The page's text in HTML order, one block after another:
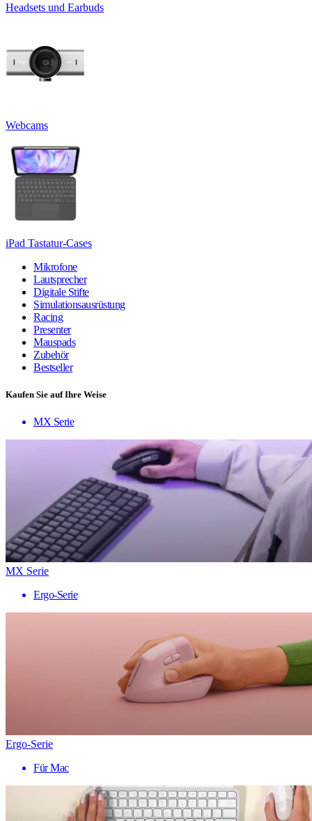
Headsets und Earbuds
Webcams
iPad Tastatur-Cases
Mikrofone
Lautsprecher
Digitale Stifte
Simulationsausrüstung
Racing
Presenter
Mauspads
Zubehör
Bestseller
Kaufen Sie auf Ihre Weise
MX Serie
MX Serie
Ergo-Serie
Ergo-Serie
Für Mac